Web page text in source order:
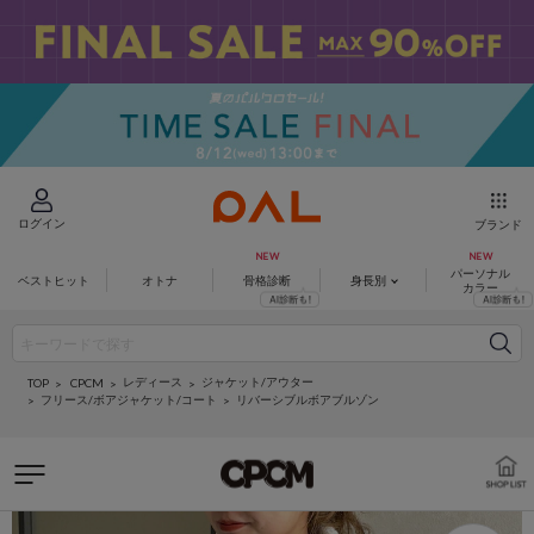
ログイン ブランド
ベストヒット オトナ 骨格診断 身長別
パーソナル
カラー
TOP CPCM レディース
ジャケット/アウター
フリース/ボアジャケット/コート
リバーシブルボアブルゾン